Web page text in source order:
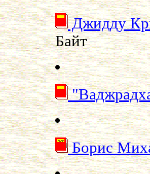
Джидду
Байт
Борис